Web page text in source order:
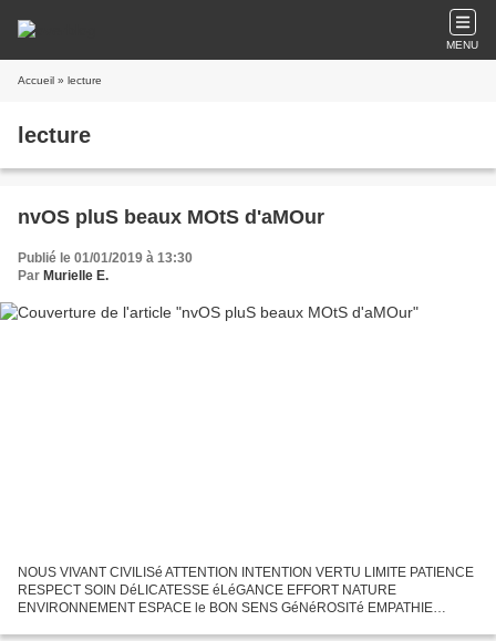
MENU
Accueil » lecture
lecture
nvOS pluS beaux MOtS d'aMOur
Publié le 01/01/2019 à 13:30
Par Murielle E.
NOUS VIVANT CIVILISé ATTENTION INTENTION VERTU LIMITE PATIENCE
RESPECT SOIN DéLICATESSE éLéGANCE EFFORT NATURE
ENVIRONNEMENT ESPACE le BON SENS GéNéROSITé EMPATHIE